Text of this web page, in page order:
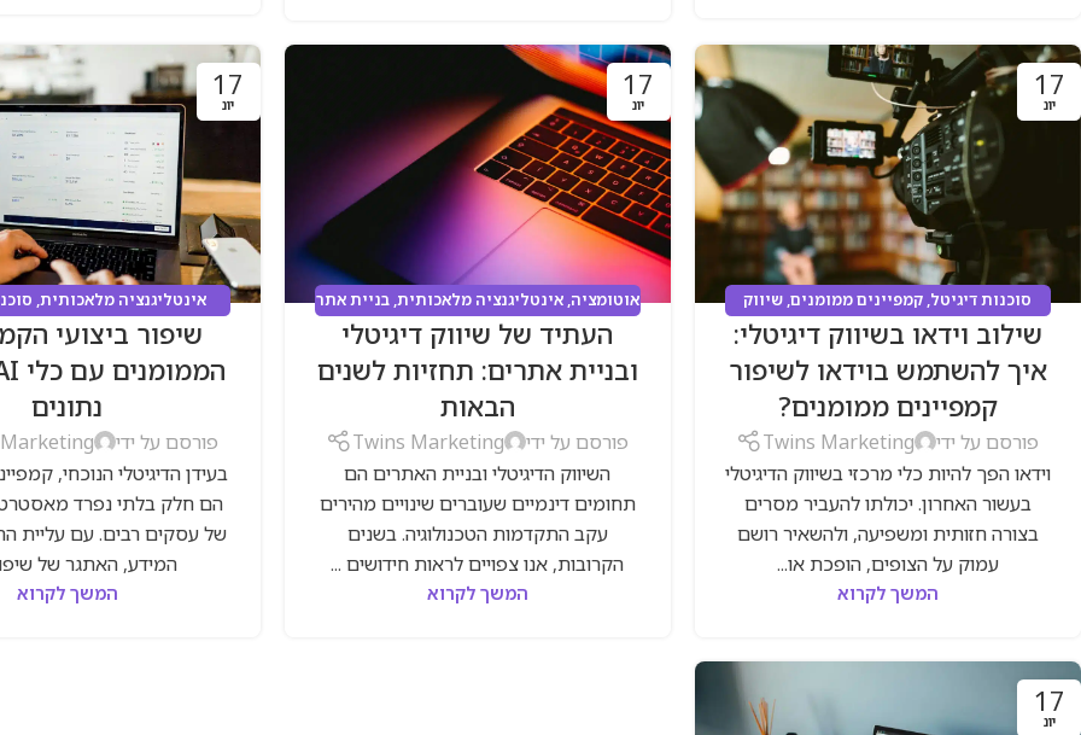
17
יונ
סוכנות דיגיטל, קמפיינים ממומנים, שיווק
דיגיטלי
שילוב וידאו בשיווק דיגיטלי:
איך להשתמש בוידאו לשיפור
קמפיינים ממומנים?
פורסם על ידי
Twins Marketing
וידאו הפך להיות כלי מרכזי בשיווק הדיגיטלי
בעשור האחרון. יכולתו להעביר מסרים
בצורה חזותית ומשפיעה, ולהשאיר רושם
עמוק על הצופים, הופכת או...
המשך לקרוא
17
יונ
אוטומציה,אינטליגנציה מלאכותית,בניית אתר
אינטרנט לעסק,סוכנות דיגיטל,קמפיינים
ממומנים,שיווק דיגיטלי
העתיד של שיווק דיגיטלי
ובניית אתרים: תחזיות לשנים
הבאות
פורסם על ידי
Twins Marketing
השיווק הדיגיטלי ובניית האתרים הם
תחומים דינמיים שעוברים שינויים מהירים
עקב התקדמות הטכנולוגיה. בשנים
הקרובות, אנו צפויים לראות חידושים ...
המשך לקרוא
17
יונ
אינטליגנציה מלאכותית,
קמפיינים ממומנים ,שיווק שיפור ביצועי
נתונים
פורסם על ידי
בעידן הדיגיטלי הנוכחי,
הם חלק בלתי נפרד
של עסקים רבים. עם עליית
המידע, האתגר של
המשך לקרוא
17
יונ